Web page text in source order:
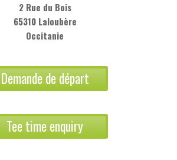
2 Rue du Bois
65310 Laloubère
Occitanie
Demande de départ
Tee time enquiry